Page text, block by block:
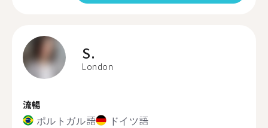
S.
London
流暢
ポルトガル語 ドイツ語